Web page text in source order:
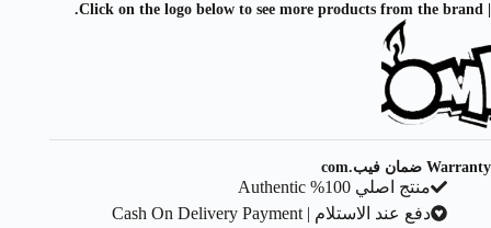
Warranty ضمان فيب.com
منتج اصلي 100% Authentic
دفع عند الاستلام | Cash On Delivery Payment